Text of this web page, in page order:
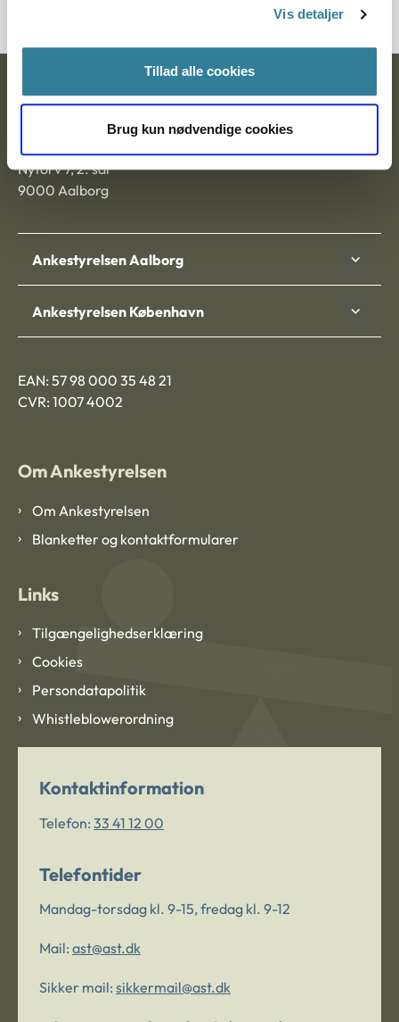
Vis detaljer
Tillad alle cookies
Brug kun nødvendige cookies
Ankestyrelsen
Nytorv 7, 2. sal
9000 Aalborg
Ankestyrelsen Aalborg
Ankestyrelsen København
EAN: 57 98 000 35 48 21
CVR: 1007 4002
Om Ankestyrelsen
Om Ankestyrelsen
Blanketter og kontaktformularer
Links
Tilgængelighedserklæring
Cookies
Persondatapolitik
Whistleblowerordning
Kontaktinformation
Telefon: 33 41 12 00
Telefontider
Mandag-torsdag kl. 9-15, fredag kl. 9-12
Mail: ast@ast.dk
Sikker mail: sikkermail@ast.dk